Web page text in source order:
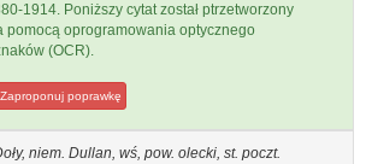
1914. Poniższy cytat został ptrzetworzony
pomocą oprogramowania optycznego
(OCR).
Zaproponuj poprawkę
niem. Dullan, wś, pow. olecki, st. poczt.